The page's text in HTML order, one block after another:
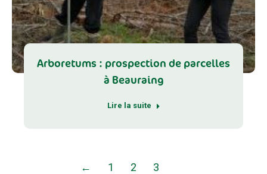
Arboretums : prospection de parcelles
à Beauraing
Lire la suite
← 1 2 3